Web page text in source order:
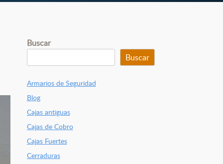
Buscar
Buscar
Armarios de Seguridad
Blog
Cajas antiguas
Cajas de Cobro
Cajas Fuertes
Cerraduras